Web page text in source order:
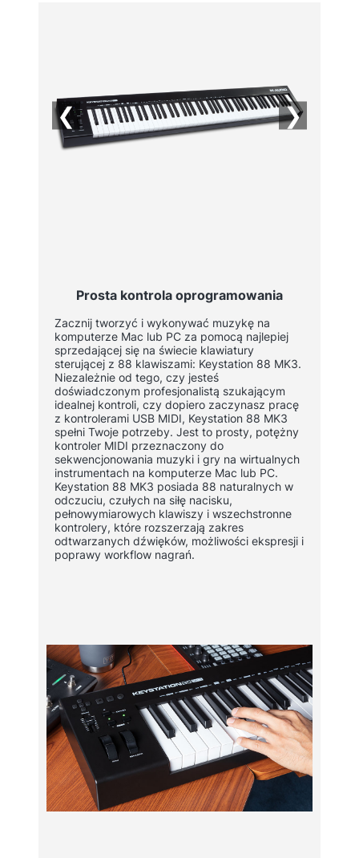
❮ ❯
Prosta kontrola oprogramowania
Zacznij tworzyć i wykonywać muzykę na
komputerze Mac lub PC za pomocą najlepiej
sprzedającej się na świecie klawiatury
sterującej z 88 klawiszami: Keystation 88 MK3.
Niezależnie od tego, czy jesteś
doświadczonym profesjonalistą szukającym
idealnej kontroli, czy dopiero zaczynasz pracę
z kontrolerami USB MIDI, Keystation 88 MK3
spełni Twoje potrzeby. Jest to prosty, potężny
kontroler MIDI przeznaczony do
sekwencjonowania muzyki i gry na wirtualnych
instrumentach na komputerze Mac lub PC.
Keystation 88 MK3 posiada 88 naturalnych w
odczuciu, czułych na siłę nacisku,
pełnowymiarowych klawiszy i wszechstronne
kontrolery, które rozszerzają zakres
odtwarzanych dźwięków, możliwości ekspresji i
poprawy workflow nagrań.